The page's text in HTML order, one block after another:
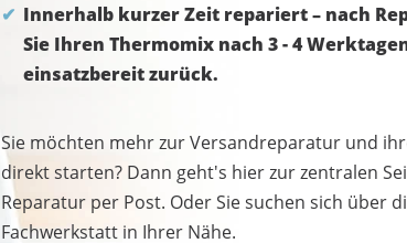
Innerhalb kurzer Zeit repariert – nach
Sie Ihren Thermomix nach 3 - 4
einsatzbereit zurück.
Sie möchten mehr zur Versandreparatur und
direkt starten? Dann geht's hier zur zentralen
Reparatur per Post. Oder Sie suchen sich über
Fachwerkstatt in Ihrer Nähe.